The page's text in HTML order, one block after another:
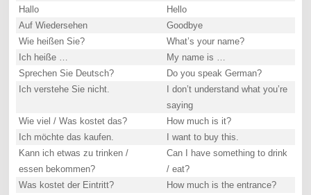
Hallo
Hello
Auf Wiedersehen
Goodbye
Wie heißen Sie?
What’s your name?
Ich heiße …
My name is …
Sprechen Sie Deutsch?
Do you speak German?
Ich verstehe Sie nicht.
I don’t understand what you’re
saying
Wie viel / Was kostet das?
How much is it?
Ich möchte das kaufen.
I want to buy this.
Kann ich etwas zu trinken /
essen bekommen?
Can I have something to drink
/ eat?
Was kostet der Eintritt?
How much is the entrance?